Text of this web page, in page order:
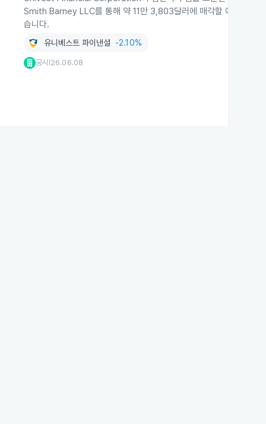
Smith Barney LLC를 통해 약 11만 3,803달러에 매각할 예정이며,
습니다.
유니베스트 파이낸셜 -2.10%
공시 26.06.08